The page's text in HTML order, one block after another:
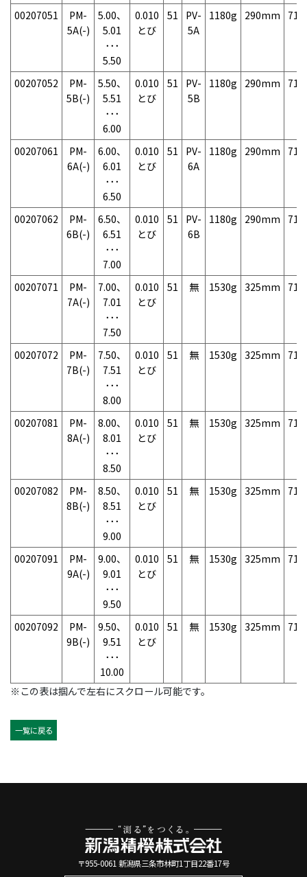
00207051
PM-
5A(-)
5.00、
5.01
･･･
5.50
0.010
とび
51
PV-
5A
1180g 290mm
00207052
PM-
5B(-)
5.50、
5.51
･･･
6.00
0.010
とび
51
PV-
5B
1180g 290mm
00207061
PM-
6A(-)
6.00、
6.01
･･･
6.50
0.010
とび
51
PV-
6A
1180g 290mm
00207062
PM-
6B(-)
6.50、
6.51
･･･
7.00
0.010
とび
51
PV-
6B
1180g 290mm
00207071
PM-
7A(-)
7.00、
7.01
･･･
7.50
0.010
とび
51 無 1530g 325mm
00207072
PM-
7B(-)
7.50、
7.51
･･･
8.00
0.010
とび
51 無 1530g 325mm
00207081
PM-
8A(-)
8.00、
8.01
･･･
8.50
0.010
とび
51 無 1530g 325mm
00207082
PM-
8B(-)
8.50、
8.51
･･･
9.00
0.010
とび
51 無 1530g 325mm
00207091
PM-
9A(-)
9.00、
9.01
･･･
9.50
0.010
とび
51 無 1530g 325mm
00207092
PM-
9B(-)
9.50、
9.51
･･･
10.00
0.010
とび
51 無 1530g 325mm
※この表は掴んで左右にスクロール可能です。
一覧に戻る
〒955-0061 新潟県三条市林町1丁目22番17号